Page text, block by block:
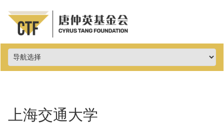
上海交通大学